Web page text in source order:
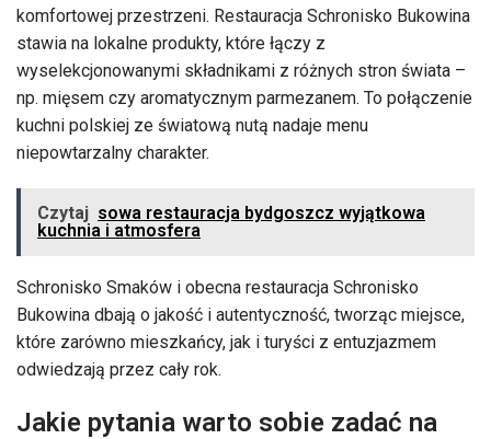
komfortowej przestrzeni. Restauracja Schronisko Bukowina
stawia na lokalne produkty, które łączy z
wyselekcjonowanymi składnikami z różnych stron świata –
np. mięsem czy aromatycznym parmezanem. To połączenie
kuchni polskiej ze światową nutą nadaje menu
niepowtarzalny charakter.
Czytaj sowa restauracja bydgoszcz wyjątkowa
kuchnia i atmosfera
Schronisko Smaków i obecna restauracja Schronisko
Bukowina dbają o jakość i autentyczność, tworząc miejsce,
które zarówno mieszkańcy, jak i turyści z entuzjazmem
odwiedzają przez cały rok.
Jakie pytania warto sobie zadać na